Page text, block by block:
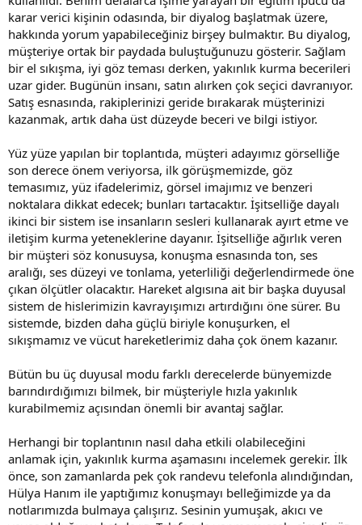
karar verici kişinin odasında, bir diyalog başlatmak üzere,
hakkında yorum yapabileceğiniz birşey bulmaktır. Bu diyalog,
müşteriye ortak bir paydada buluştuğunuzu gösterir. Sağlam
bir el sıkışma, iyi göz teması derken, yakınlık kurma becerileri
uzar gider. Bugünün insanı, satın alırken çok seçici davranıyor.
Satış esnasında, rakiplerinizi geride bırakarak müşterinizi
kazanmak, artık daha üst düzeyde beceri ve bilgi istiyor.
Yüz yüze yapılan bir toplantıda, müşteri adayımız görselliğe
son derece önem veriyorsa, ilk görüşmemizde, göz
temasımız, yüz ifadelerimiz, görsel imajımız ve benzeri
noktalara dikkat edecek; bunları tartacaktır. İşitselliğe dayalı
ikinci bir sistem ise insanların sesleri kullanarak ayırt etme ve
iletişim kurma yeteneklerine dayanır. İşitselliğe ağırlık veren
bir müşteri söz konusuysa, konuşma esnasında ton, ses
aralığı, ses düzeyi ve tonlama, yeterliliği değerlendirmede öne
çıkan ölçütler olacaktır. Hareket algısına ait bir başka duyusal
sistem de hislerimizin kavrayışımızı artırdığını öne sürer. Bu
sistemde, bizden daha güçlü biriyle konuşurken, el
sıkışmamız ve vücut hareketlerimiz daha çok önem kazanır.
Bütün bu üç duyusal modu farklı derecelerde bünyemizde
barındırdığımızı bilmek, bir müşteriyle hızla yakınlık
kurabilmemiz açısından önemli bir avantaj sağlar.
Herhangi bir toplantının nasıl daha etkili olabileceğini
anlamak için, yakınlık kurma aşamasını incelemek gerekir. İlk
önce, son zamanlarda pek çok randevu telefonla alındığından,
Hülya Hanım ile yaptığımız konuşmayı belleğimizde ya da
notlarımızda bulmaya çalışırız. Sesinin yumuşak, akıcı ve